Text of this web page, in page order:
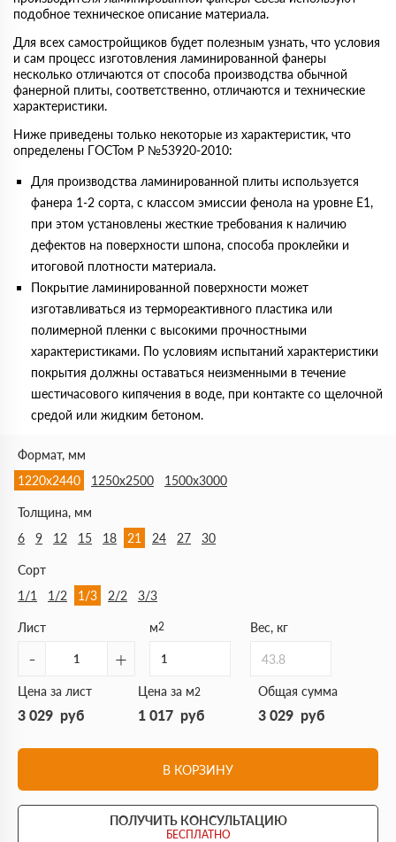
подобное техническое описание материала.
Для всех самостройщиков будет полезным узнать, что условия
и сам процесс изготовления ламинированной фанеры
несколько отличаются от способа производства обычной
фанерной плиты, соответственно, отличаются и технические
характеристики.
Ниже приведены только некоторые из характеристик, что
определены ГОСТом Р №53920-2010:
Для производства ламинированной плиты используется
фанера 1-2 сорта, с классом эмиссии фенола на уровне Е1,
при этом установлены жесткие требования к наличию
дефектов на поверхности шпона, способа проклейки и
итоговой плотности материала.
Покрытие ламинированной поверхности может
изготавливаться из термореактивного пластика или
полимерной пленки с высокими прочностными
характеристиками. По условиям испытаний характеристики
покрытия должны оставаться неизменными в течение
шестичасового кипячения в воде, при контакте со щелочной
средой или жидким бетоном.
Формат, мм
1220х2440
1250х2500 1500х3000
Толщина, мм
6
9 12 15 18 21 24 27 30
Сорт
1/1
1/2 1/3 2/2 3/3
Лист
- +
м2 Вес, кг
43.8
Цена за лист
3 029 руб
Цена за м2
1 017 руб
Общая сумма
3 029 руб
В КОРЗИНУ
ПОЛУЧИТЬ КОНСУЛЬТАЦИЮ
БЕСПЛАТНО